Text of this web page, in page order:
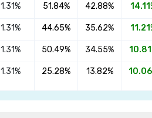
42.88%
51.84%
1.31%
35.62%
44.65%
1.31%
34.55%
50.49%
1.31%
13.82%
25.28%
1.31%
(ללא עלות), השאירו פרטים: